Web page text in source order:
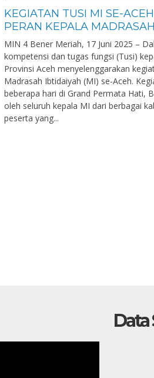
KEGIATAN TUSI MI SE-
PERAN KEPALA MADRASAH
MIN 4 Bener Meriah, 17 Juni 2025 –
kompetensi dan tugas fungsi (Tusi)
Provinsi Aceh menyelenggarakan
Madrasah Ibtidaiyah (MI) se-Aceh.
beberapa hari di Grand Permata Hati,
oleh seluruh kepala MI dari berbagai
peserta yang...
Data